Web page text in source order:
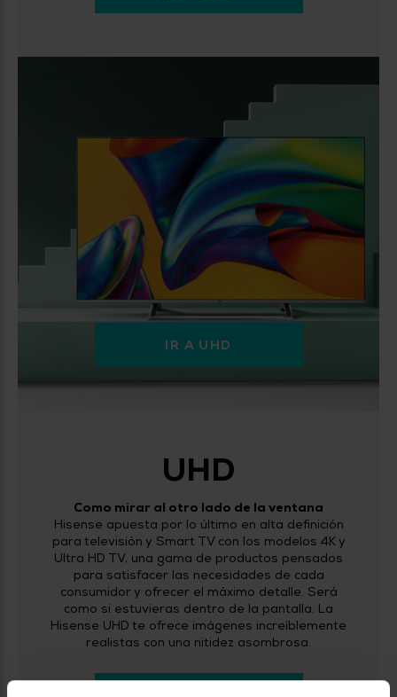
IR A UHD
UHD
Como mirar al otro lado de la ventana
Hisense apuesta por lo último en alta definición
para televisión y Smart TV con los modelos 4K y
Ultra HD TV, una gama de productos pensados
para satisfacer las necesidades de cada
consumidor y ofrecer el máximo detalle. Será
como si estuvieras dentro de la pantalla. La
Hisense UHD te ofrece imágenes increíblemente
realistas con una nitidez asombrosa.